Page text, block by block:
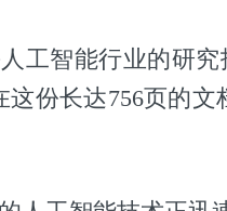
工智能行业的研
份长达756页的文